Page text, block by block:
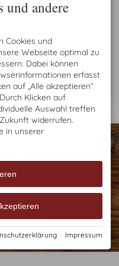
ist leer
Einstellungen
und andere
Cookies und
Webseite optimal zu
Dabei können
erfasst
auf „Alle akzeptieren“
Klicken auf
Auswahl treffen
widerrufen.
in unserer
· Impressum